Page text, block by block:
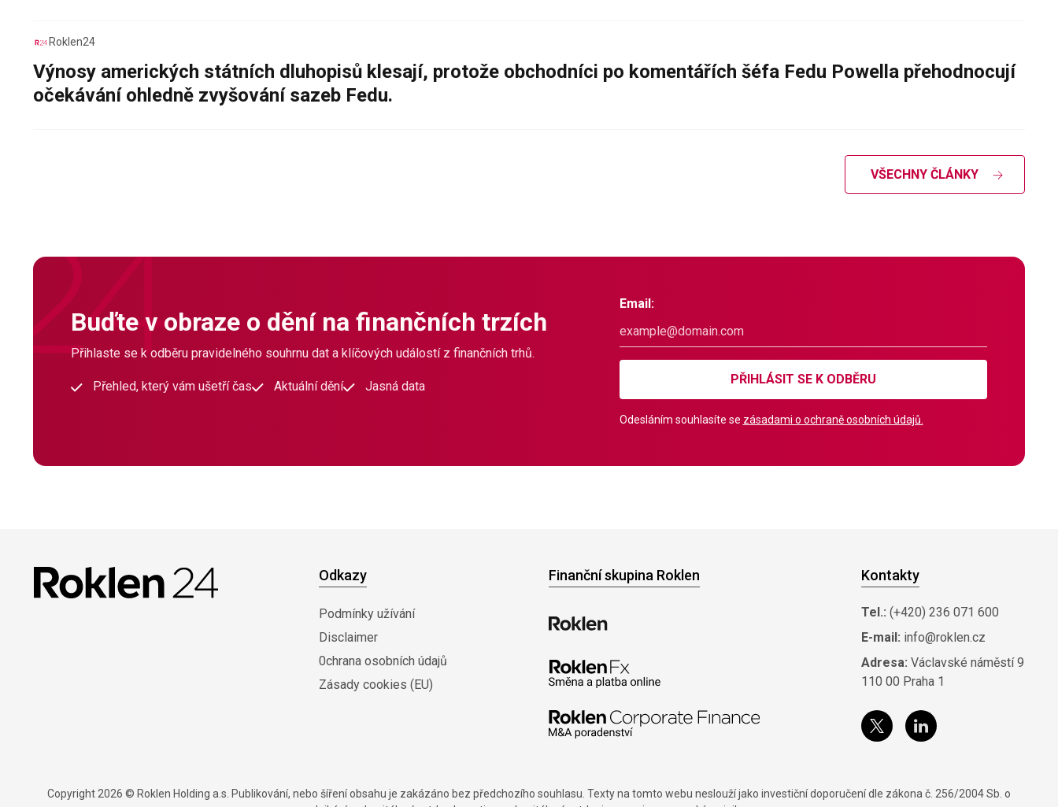
Roklen24
Výnosy amerických státních dluhopisů klesají, protože obchodníci po komentářích šéfa Fedu Powella přehodnocují
očekávání ohledně zvyšování sazeb Fedu.
VŠECHNY ČLÁNKY
Buďte v obraze o dění na finančních trzích
Přihlaste se k odběru pravidelného souhrnu dat a klíčových událostí z finančních trhů.
Přehled, který vám ušetří čas Aktuální dění Jasná data
Email:
PŘIHLÁSIT SE K ODBĚRU
Odesláním souhlasíte se zásadami o ochraně osobních údajů.
Odkazy
Podmínky užívání
Disclaimer
0chrana osobních údajů
Zásady cookies (EU)
Finanční skupina Roklen Kontakty
Tel.: (+420) 236 071 600
E-mail: info@roklen.cz
Adresa: Václavské náměstí 9
110 00 Praha 1
Copyright 2026 © Roklen Holding a.s. Publikování, nebo šíření obsahu je zakázáno bez předchozího souhlasu. Texty na tomto webu neslouží jako investiční doporučení dle zákona č. 256/2004 Sb. o